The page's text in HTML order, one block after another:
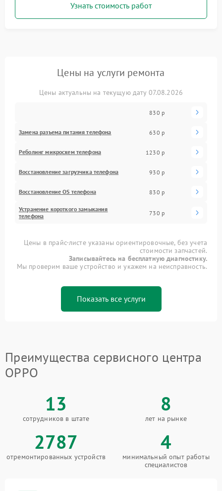
Узнать стоимость работ
Цены на услуги ремонта
Цены актуальны на текущую дату 07.08.2026
830 р
Замена разъема питания телефона 630 р
Реболинг микросхем телефона 1230 р
Восстановление загрузчика телефона 930 р
Восстановление OS телефона 830 р
Устранение короткого замыкания
телефона
730 р
Цены в прайс-листе указаны ориентировочные, без учета
стоимости запчастей.
Записывайтесь на бесплатную диагностику.
Мы проверим ваше устройство и укажем на неисправность.
Показать все услуги
Преимущества сервисного центра
OPPO
13
сотрудников в штате
8
лет на рынке
2787
отремонтированных устройств
4
минимальный опыт работы
специалистов